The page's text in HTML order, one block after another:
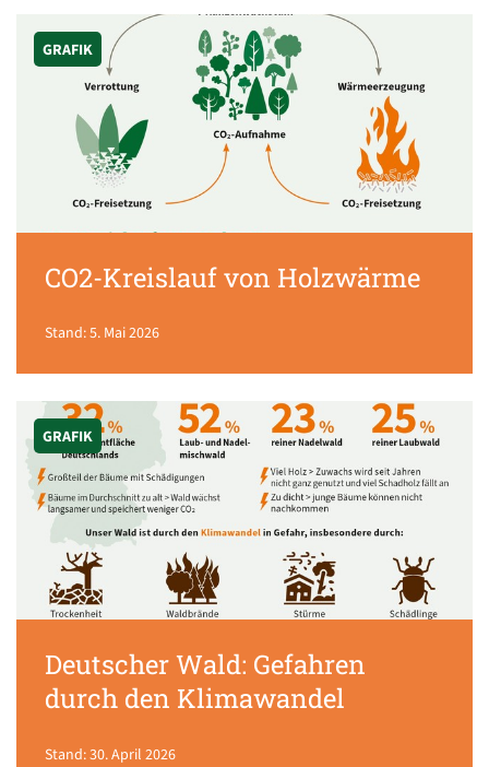
GRAFIK
CO2-Kreislauf von Holzwärme
Stand: 5. Mai 2026
GRAFIK
Deutscher Wald: Gefahren
durch den Klimawandel
Stand: 30. April 2026